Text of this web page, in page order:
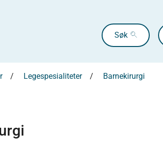
Søk
Legespesialiteter Barnekirurgi